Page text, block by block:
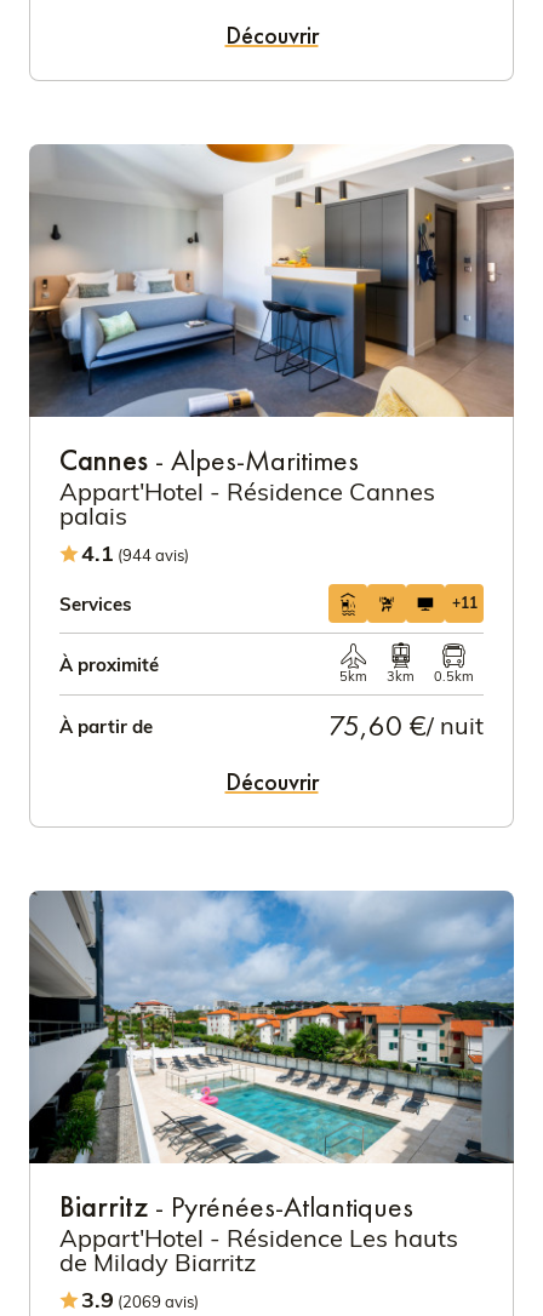
Découvrir
Cannes - Alpes-Maritimes
Appart'Hotel - Résidence Cannes
palais
4.1 (944 avis)
Services +11
À proximité
5km 3km 0.5km
À partir de 75,60 €/ nuit
Découvrir
Biarritz - Pyrénées-Atlantiques
Appart'Hotel - Résidence Les hauts
de Milady Biarritz
3.9 (2069 avis)